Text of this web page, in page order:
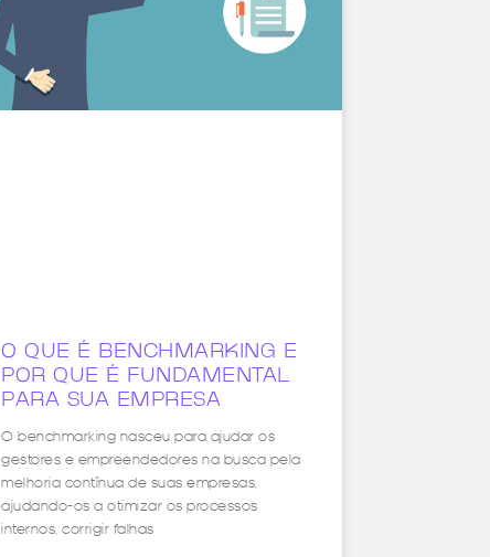
O QUE É BENCHMARKING E
POR QUE É FUNDAMENTAL
PARA SUA EMPRESA
O benchmarking nasceu para ajudar os
gestores e empreendedores na busca pela
melhoria contínua de suas empresas,
ajudando-os a otimizar os processos
internos, corrigir falhas